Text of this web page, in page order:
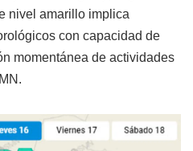
nivel amarillo implica
con capacidad de
momentánea de actividades